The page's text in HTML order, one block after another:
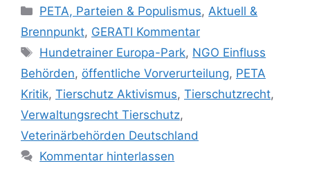
K
e
g
o
r
n
PETA, Parteien & Populismus, Aktuell &
Brennpunkt, GERATI Kommentar
S
c
l
a
g
w
Hundetrainer Europa-Park, NGO Einfluss
Behörden, öffentliche Vorverurteilung, PETA
Kritik, Tierschutz Aktivismus, Tierschutzrecht,
Verwaltungsrecht Tierschutz,
Veterinärbehörden Deutschland
Kommentar hinterlassen